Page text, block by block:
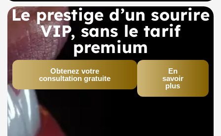
Le prestige d’un sourire
VIP, sans le tarif
premium
Obtenez votre
consultation gratuite
En
savoir
plus